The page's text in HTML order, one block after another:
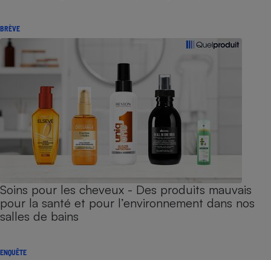
BRÈVE
Soins pour les cheveux - Des produits mauvais
pour la santé et pour l’environnement dans nos
salles de bains
ENQUÊTE